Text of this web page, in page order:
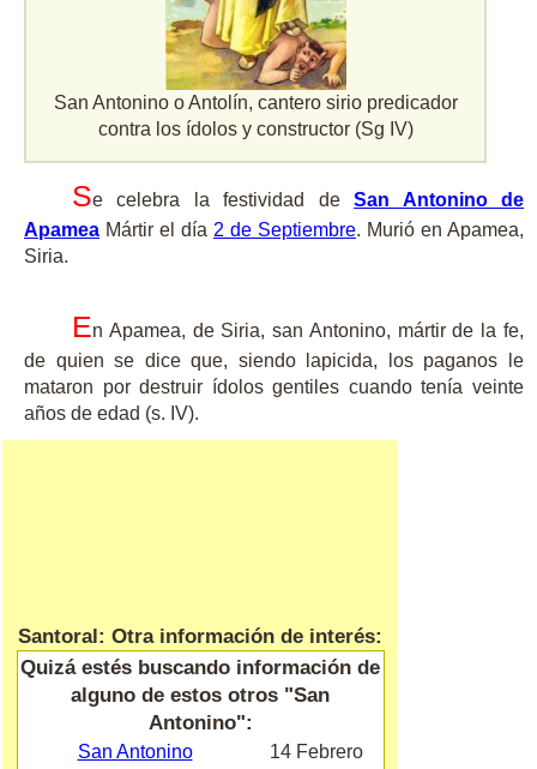
San Antonino o Antolí­n, cantero sirio predicador
contra los í­dolos y constructor (Sg IV)
Se celebra la festividad deSan Antonino de
Apamea Mártir el día 2 de Septiembre. Murió en Apamea,
Siria.
En Apamea, de Siria, san Antonino, mártir de la fe,
de quien se dice que, siendo lapicida, los paganos le
mataron por destruir ídolos gentiles cuando tenía veinte
años de edad (s. IV).
Santoral: Otra información de interés:
Quizá estés buscando información de
alguno de estos otros "San
Antonino":
San Antonino
14 Febrero